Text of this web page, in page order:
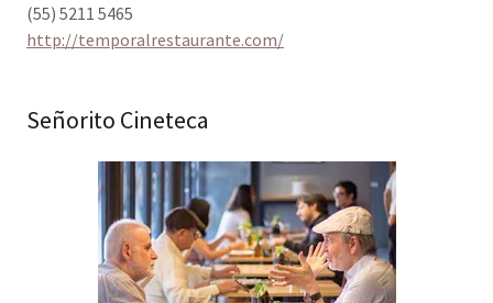
(55) 5211 5465
http://temporalrestaurante.com/
Señorito Cineteca